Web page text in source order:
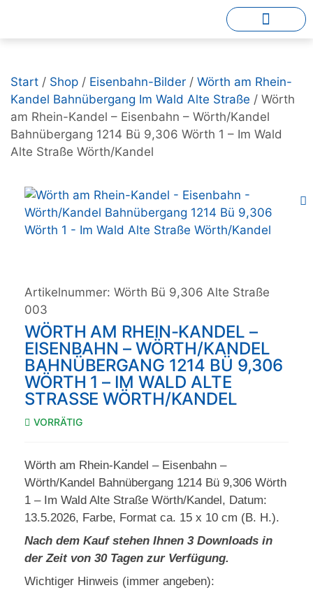
Start / Shop / Eisenbahn-Bilder / Wörth am Rhein-
Kandel Bahnübergang Im Wald Alte Straße / Wörth
am Rhein-Kandel – Eisenbahn – Wörth/Kandel
Bahnübergang 1214 Bü 9,306 Wörth 1 – Im Wald
Alte Straße Wörth/Kandel
Artikelnummer: Wörth Bü 9,306 Alte Straße
003
WÖRTH AM RHEIN-KANDEL –
EISENBAHN – WÖRTH/KANDEL
BAHNÜBERGANG 1214 BÜ 9,306
WÖRTH 1 – IM WALD ALTE
STRASSE WÖRTH/KANDEL
VORRÄTIG
Wörth am Rhein-Kandel – Eisenbahn –
Wörth/Kandel Bahnübergang 1214 Bü 9,306 Wörth
1 – Im Wald Alte Straße Wörth/Kandel, Datum:
13.5.2026, Farbe, Format ca. 15 x 10 cm (B. H.).
Nach dem Kauf stehen Ihnen 3 Downloads in
der Zeit von 30 Tagen zur Verfügung.
Wichtiger Hinweis (immer angeben):